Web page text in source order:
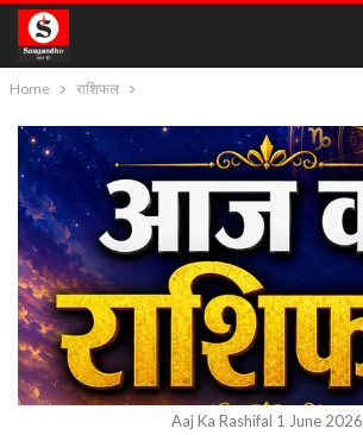
Home राशिफल
Aaj Ka Rashifal 1 June 2026